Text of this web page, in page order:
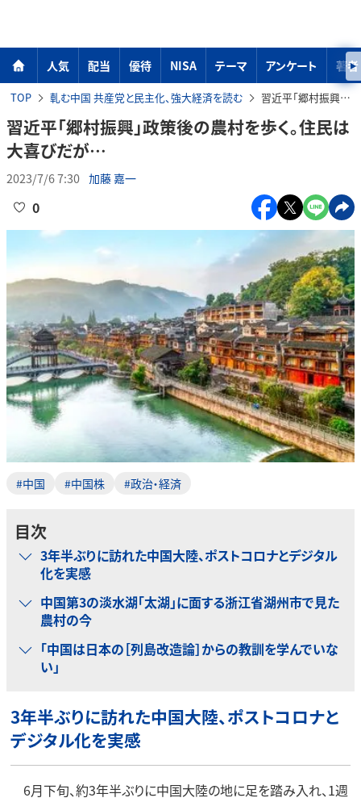
人気 配当 優待 NISA テーマ アンケート 著者
TOP 軋む中国 共産党と民主化、強大経済を読む 習近平「郷村振興」政策後の農村を歩く。住民は大喜びだが…
習近平「郷村振興」政策後の農村を歩く。住民は
大喜びだが…
2023/7/6 7:30 加藤 嘉一
0
#中国 #中国株 #政治・経済
目次
3年半ぶりに訪れた中国大陸、ポストコロナとデジタル
化を実感
中国第3の淡水湖「太湖」に面する浙江省湖州市で見た
農村の今
「中国は日本の［列島改造論］からの教訓を学んでいな
い」
3年半ぶりに訪れた中国大陸、ポストコロナと
デジタル化を実感
6月下旬、約3年半ぶりに中国大陸の地に足を踏み入れ、1週